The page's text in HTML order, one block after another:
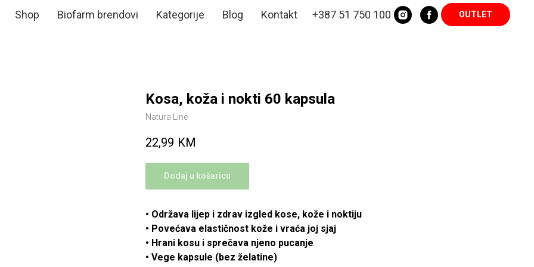
Shop Biofarm brendovi Kategorije Blog Kontakt +387 51 750 100 OUTLET
Kosa, koža i nokti 60 kapsula
Natura Line
22,99 KM
Dodaj u košaricu
• Održava lijep i zdrav izgled kose, kože i noktiju
• Povećava elastičnost kože i vraća joj sjaj
• Hrani kosu i sprečava njeno pucanje
• Vege kapsule (bez želatine)